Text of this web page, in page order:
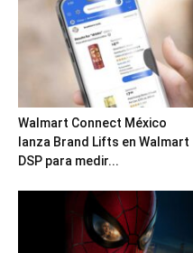
Walmart Connect México
lanza Brand Lifts en Walmart
DSP para medir...